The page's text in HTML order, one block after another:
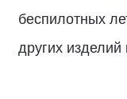
беспилотных
других